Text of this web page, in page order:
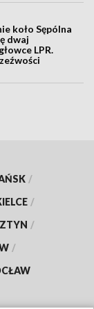
koło Sępólna
dwaj
LPR.
/
/
/
/